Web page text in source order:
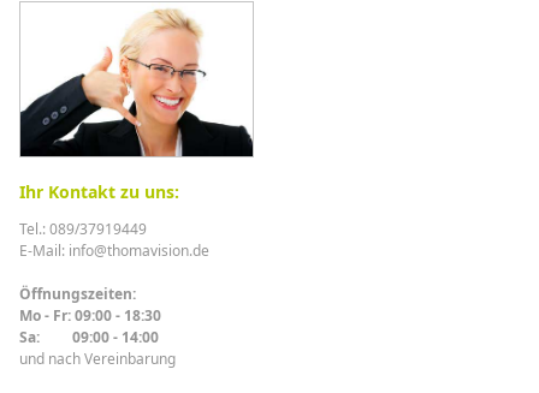
Ihr Kontakt zu uns:
Tel.: 089/37919449
E-Mail: info@thomavision.de
Öffnungszeiten:
Mo - Fr: 09:00 - 18:30
Sa: 09:00 - 14:00
und nach Vereinbarung